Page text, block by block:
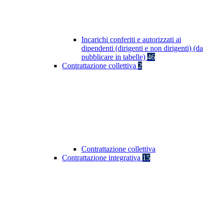
Incarichi conferiti e autorizzati ai
dipendenti (dirigenti e non dirigenti) (da
pubblicare in tabelle) 46
Contrattazione collettiva 2
Contrattazione collettiva
Contrattazione integrativa 15